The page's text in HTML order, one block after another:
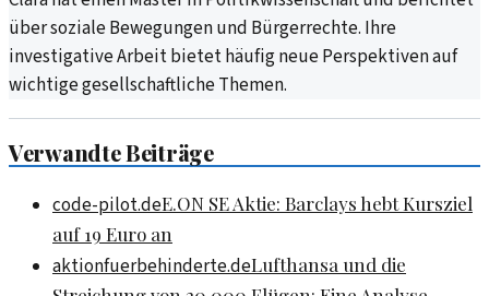
über soziale Bewegungen und Bürgerrechte. Ihre
investigative Arbeit bietet häufig neue Perspektiven auf
wichtige gesellschaftliche Themen.
Verwandte Beiträge
code-pilot.deE.ON SE Aktie: Barclays hebt Kursziel
auf 19 Euro an
aktionfuerbehinderte.deLufthansa und die